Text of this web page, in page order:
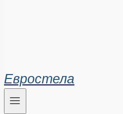
Евростела